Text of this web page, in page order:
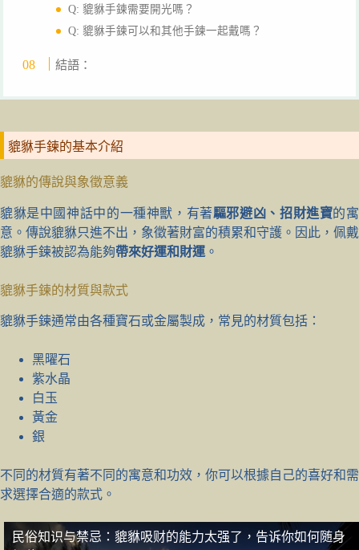
Q: 貔貅手鍊需要開光嗎？
Q: 貔貅手鍊可以和其他手鍊一起戴嗎？
結語：
貔貅手鍊的基本介紹
貔貅的傳說與象徵意義
貔貅是中國神話中的一種神獸，有著驅邪避凶、招財進寶的寓
意。傳說貔貅只進不出，象徵著財富的積累和守護。因此，佩戴
貔貅手鍊被認為能夠帶來好運和財運 。
貔貅手鍊的材質與款式
貔貅手鍊通常由各種寶石或金屬製成，常見的材質包括：
黑曜石
紫水晶
白玉
黃金
銀
不同的材質有著不同的寓意和功效，你可以根據自己的喜好和需
求選擇合適的款式。
民俗知识与禁忌：貔貅吸财的能力太强了，告诉你如何随身